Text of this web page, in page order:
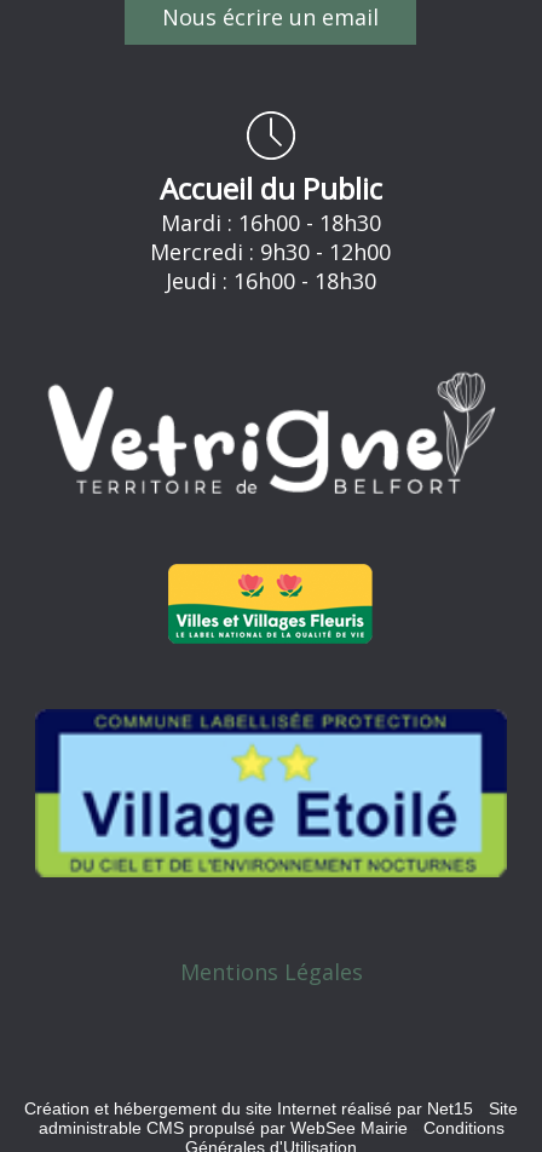
Nous écrire un email
Accueil du Public
Mardi : 16h00 - 18h30
Mercredi : 9h30 - 12h00
Jeudi : 16h00 - 18h30
Mentions Légales
Création et hébergement du site Internet réalisé par Net15
Site
administrable CMS propulsé par WebSee Mairie- Conditions
Générales d'Utilisation